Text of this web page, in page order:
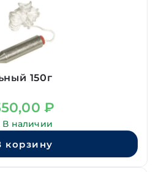
150г
₽
В наличии
корзину